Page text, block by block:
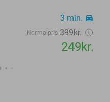
3 min. directions_car
Normalpris 399kr.
249kr.